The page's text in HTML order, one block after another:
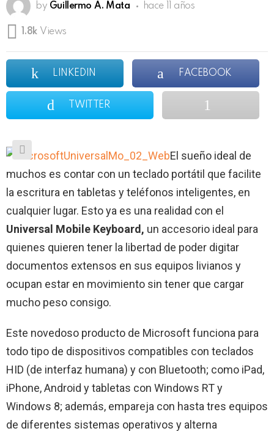
by Guillermo A. Mata hace 11 años
1.8k Views
LINKEDIN FACEBOOK
TWITTER
El sueño ideal de
muchos es contar con un teclado portátil que facilite
la escritura en tabletas y teléfonos inteligentes, en
cualquier lugar. Esto ya es una realidad con el
Universal Mobile Keyboard, un accesorio ideal para
quienes quieren tener la libertad de poder digitar
documentos extensos en sus equipos livianos y
ocupan estar en movimiento sin tener que cargar
mucho peso consigo.
Este novedoso producto de Microsoft funciona para
todo tipo de dispositivos compatibles con teclados
HID (de interfaz humana) y con Bluetooth; como iPad,
iPhone, Android y tabletas con Windows RT y
Windows 8; además, empareja con hasta tres equipos
de diferentes sistemas operativos y alterna